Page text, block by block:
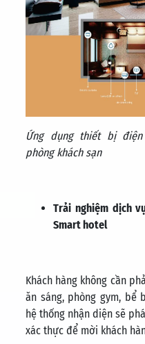
Ứng dụng thiết bị điện
phòng khách sạn
Trải nghiệm dịch
Smart hotel
Khách hàng không cần
ăn sáng, phòng gym, bể
hệ thống nhận diện sẽ
xác thực để mời khách